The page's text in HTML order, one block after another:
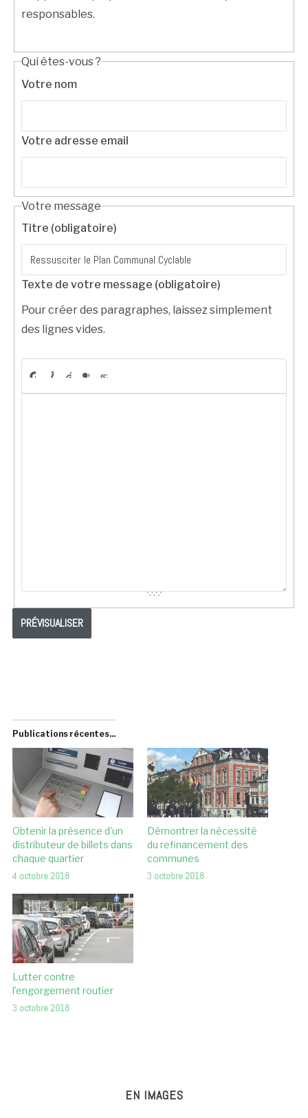
responsables.
Qui êtes-vous ?
Votre nom
Votre adresse email
Votre message
Titre (obligatoire)
Texte de votre message (obligatoire)
Pour créer des paragraphes, laissez simplement
des lignes vides.
Publications récentes...
Obtenir la présence d’un
distributeur de billets dans
chaque quartier
4 octobre 2018
Démontrer la nécessité
du refinancement des
communes
3 octobre 2018
Lutter contre
l’engorgement routier
3 octobre 2018
EN IMAGES